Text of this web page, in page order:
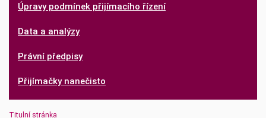
Úpravy podmínek přijímacího řízení
Data a analýzy
Právní předpisy
Přijímačky nanečisto
Titulní stránka